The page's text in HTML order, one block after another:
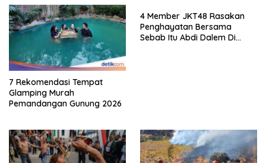
7 Rekomendasi Tempat
Glamping Murah
Pemandangan Gunung 2026
4 Member JKT48 Rasakan
Penghayatan Bersama
Sebab Itu Abdi Dalem Di